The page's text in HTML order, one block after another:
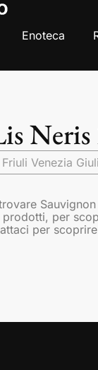
Enoteca
Friuli Venezia
per
per